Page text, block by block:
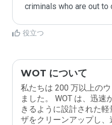
criminals who are out to
役立つ
WOT について
私たちは 200 万以上の
ました。 WOT は、迅速
きるように設計された
ザをクリーンアップし